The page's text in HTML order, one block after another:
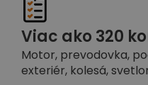
Viac ako 320
Motor, prevodovka,
exteriér, kolesá,